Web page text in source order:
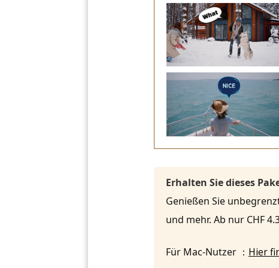
Erhalten Sie dieses
Genießen Sie
und mehr. Ab nur CHF
Für Mac-Nutzer ： Hier